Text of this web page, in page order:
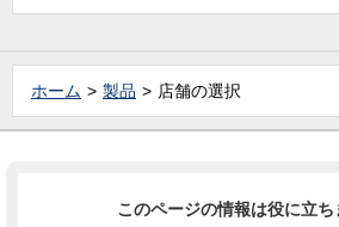
ホーム 製品 店舗の選択
このページの情報は役に立ち